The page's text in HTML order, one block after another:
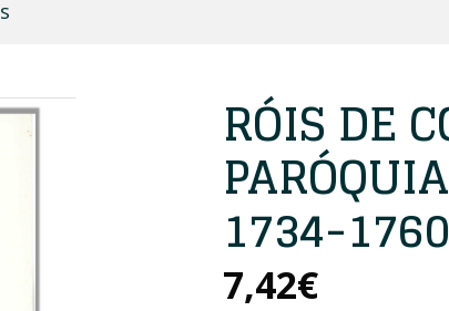
RÓIS DE
1734-1760
7,42€